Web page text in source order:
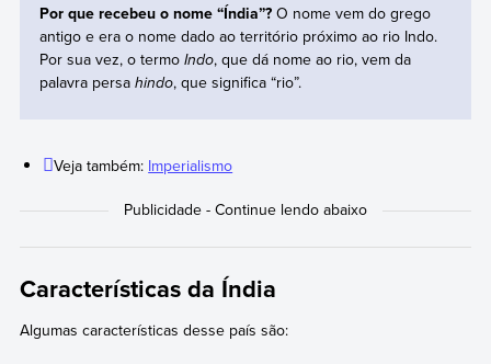
Por que recebeu o nome “Índia”?O nome vem do grego
antigo e era o nome dado ao território próximo ao rio Indo.
Por sua vez, o termoIndo, que dá nome ao rio, vem da
palavra persa hindo, que significa “rio”.
Veja também: Imperialismo
Características da Índia
Algumas características desse país são: